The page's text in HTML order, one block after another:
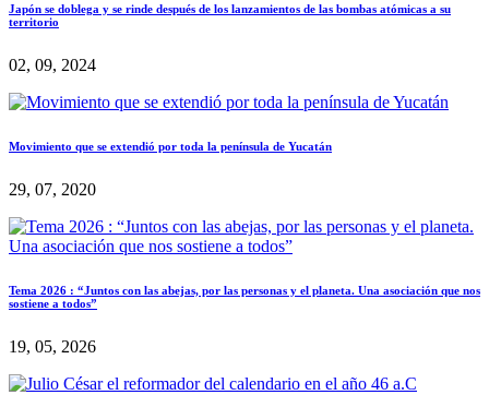
Japón se doblega y se rinde después de los lanzamientos de las bombas atómicas a su
territorio
02, 09, 2024
Movimiento que se extendió por toda la península de Yucatán
29, 07, 2020
Tema 2026 : “Juntos con las abejas, por las personas y el planeta. Una asociación que nos
sostiene a todos”
19, 05, 2026